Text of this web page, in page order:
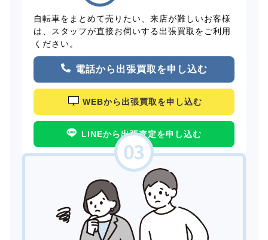
自転車をまとめて売りたい、来店が難しいお客様
は、スタッフが直接お伺いする出張買取をご利用
ください。
電話から出張買取を申し込む
WEBから出張買取を申し込む
LINEから出張査定を申し込む